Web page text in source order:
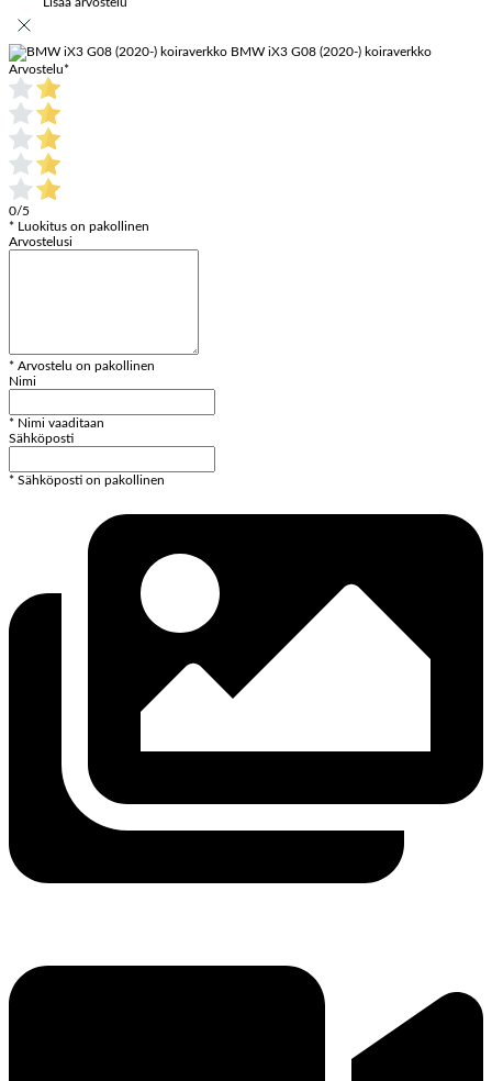
Lisää arvostelu
BMW iX3 G08 (2020-) koiraverkko
Arvostelu*
0/5
* Luokitus on pakollinen
Arvostelusi
* Arvostelu on pakollinen
Nimi
* Nimi vaaditaan
Sähköposti
* Sähköposti on pakollinen